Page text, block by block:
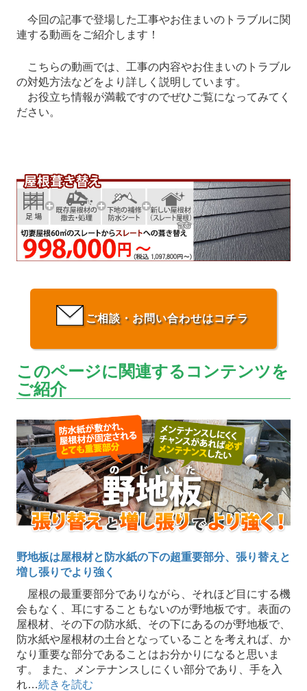
今回の記事で登場した工事やお住まいのトラブルに関
連する動画をご紹介します！
こちらの動画では、工事の内容やお住まいのトラブル
の対処方法などをより詳しく説明しています。
お役立ち情報が満載ですのでぜひご覧になってみてく
ださい。
ご相談・お問い合わせはコチラ
このページに関連するコンテンツを
ご紹介
野地板は屋根材と防水紙の下の超重要部分、張り替えと
増し張りでより強く
屋根の最重要部分でありながら、それほど目にする機
会もなく、耳にすることもないのが野地板です。表面の
屋根材、その下の防水紙、その下にあるのが野地板で、
防水紙や屋根材の土台となっていることを考えれば、か
なり重要な部分であることはお分かりになると思いま
す。 また、メンテナンスしにくい部分であり、手を入
れ…続きを読む